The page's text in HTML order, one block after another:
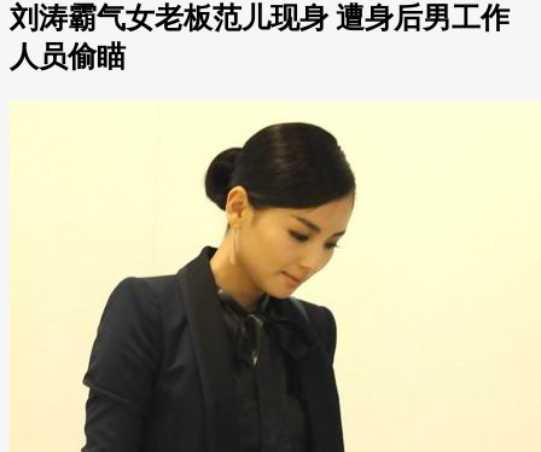
刘涛霸气女老板范儿现身 遭身后男工作
人员偷瞄